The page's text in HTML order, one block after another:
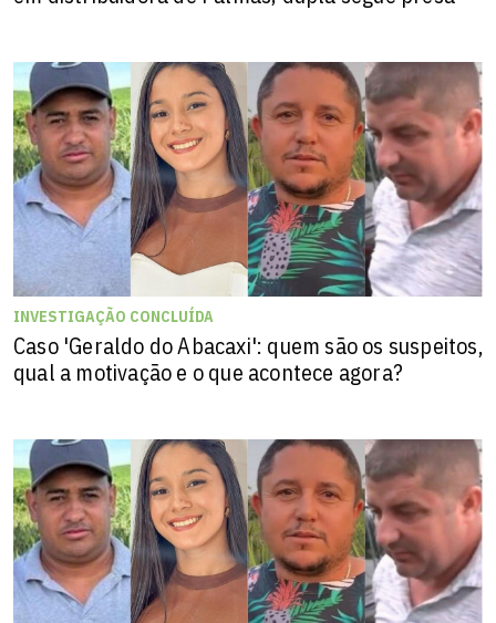
INVESTIGAÇÃO CONCLUÍDA
Caso 'Geraldo do Abacaxi': quem são os suspeitos,
qual a motivação e o que acontece agora?